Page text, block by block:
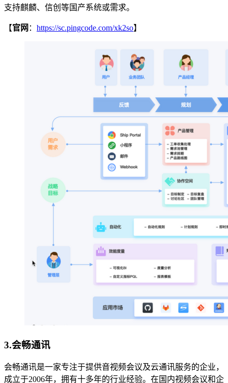
支持麒麟、信创等国产系统或需求。
【官网 ： https://sc.pingcode.com/xk2so】
3.会畅通讯
会畅通讯是一家专注于提供音视频会议及云通讯服务的企业，
成立于2006年，拥有十多年的行业经验。在国内视频会议和企